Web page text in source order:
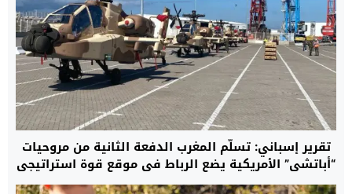
تقرير إسباني: تسلُّم المغرب الدفعة الثانية من مروحيات
“أباتشي” الأمريكية يضع الرباط في موقع قوة استراتيجي
ويقرب قواته من معايير جيوش حلف “الناتو”